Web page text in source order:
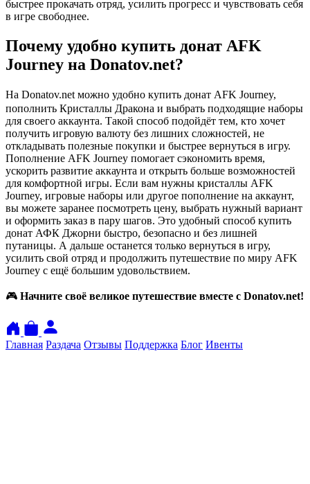
быстрее прокачать отряд, усилить прогресс и чувствовать себя
в игре свободнее.
Почему удобно купить донат AFK
Journey на Donatov.net?
ㅤНа Donatov.net можно удобно купить донат AFK Journey,
пополнить Кристаллы Дракона и выбрать подходящие наборы
для своего аккаунта. Такой способ подойдёт тем, кто хочет
получить игровую валюту без лишних сложностей, не
откладывать полезные покупки и быстрее вернуться в игру.
Пополнение AFK Journey помогает сэкономить время,
ускорить развитие аккаунта и открыть больше возможностей
для комфортной игры. Если вам нужны кристаллы AFK
Journey, игровые наборы или другое пополнение на аккаунт,
вы можете заранее посмотреть цену, выбрать нужный вариант
и оформить заказ в пару шагов. Это удобный способ купить
донат АФК Джорни быстро, безопасно и без лишней
путаницы. А дальше останется только вернуться в игру,
усилить свой отряд и продолжить путешествие по миру AFK
Journey с ещё большим удовольствием.
🎮 Начните своё великое путешествие вместе с Donatov.net!
Главная Раздача Отзывы Поддержка Блог Ивенты